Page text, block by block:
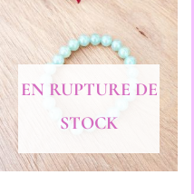
EN RUPTURE DE
STOCK